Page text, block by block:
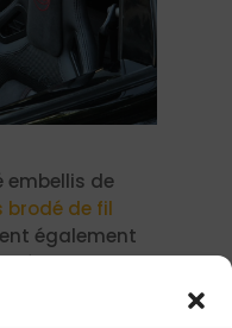
embellis de
brodé de fil
également
sièges en cuir